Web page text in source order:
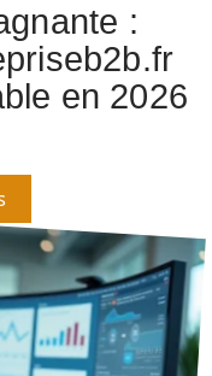
:
en 2026